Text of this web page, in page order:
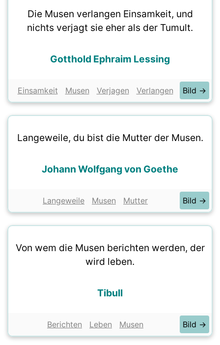
Die Musen verlangen Einsamkeit, und
nichts verjagt sie eher als der Tumult.
Gotthold Ephraim Lessing
Einsamkeit Musen Verjagen Verlangen Bild →
Langeweile, du bist die Mutter der Musen.
Johann Wolfgang von Goethe
Langeweile Musen Mutter Bild →
Von wem die Musen berichten werden, der
wird leben.
Tibull
Berichten Leben Musen Bild →